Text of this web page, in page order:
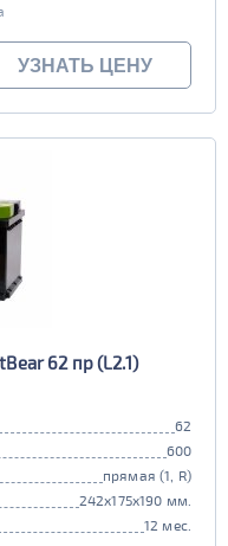
УЗНАТЬ ЦЕНУ
62 пр (L2.1)
62
600
прямая (1, R)
242x175x190 мм.
12 мес.